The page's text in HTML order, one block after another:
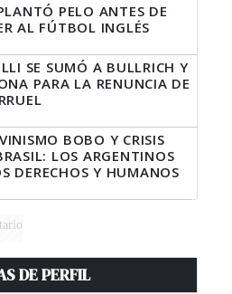
PELO ANTES DE
AL FÚTBOL INGLÉS
SE SUMÓ A BULLRICH Y
PARA LA RENUNCIA DE
BOBO Y CRISIS
LOS ARGENTINOS
DERECHOS Y HUMANOS
DE PERFIL